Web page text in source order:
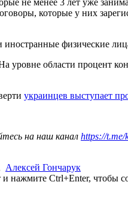
которые у них
физические
области процент
украинцев выступает
на наш канал https://t.me/
Алексей Гончарук
нажмите Ctrl+Enter, чтобы